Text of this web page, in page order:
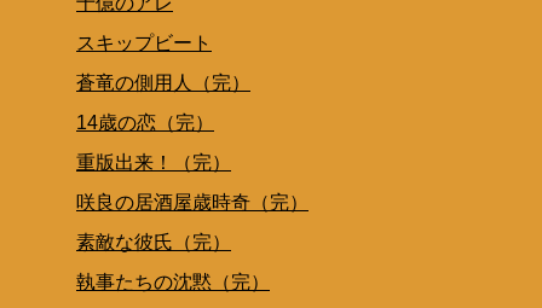
スキップビート
蒼竜の側用人（完）
14歳の恋（完）
重版出来！（完）
咲良の居酒屋歳時奇（完）
素敵な彼氏（完）
執事たちの沈黙（完）